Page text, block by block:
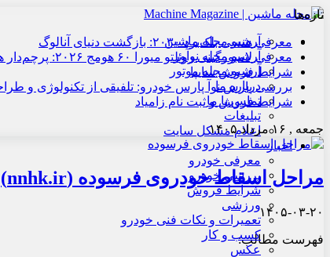
آرشیو مجله ماشین
آرشیو مجله نوآور
آرشیو مجله موتور
درباره ما
تماس با ما
تبلیغات
اعلام مشکل سایت
اخبار
معرفی خودرو
بررسی خودرو
شرایط فروش
ورزشی
تعمیرات و نکات فنی خودرو
کسب و کار
عکس
تازه‌ها
معرفی هنسی بلک‌برد ۲۰۳۰: بازگشت دنیای آنالوگ
معرفی لامبورگینی روئلتو میورا ۶۰ هومج ۲۰۲۶: پرچم‌دار هیبریدی
شرایط فروش سایپا
بررسی پارس نوآ پارس خودرو: تلفیقی از تکنولوژی و
شرایط فروش و ثبت نام زامیاد
جمعه , ۱۶ مرداد ۱۴۰۵
مراحل اسقاط خودروی فرسوده (nnhk.ir)
۱۴۰۵-۰۳-۲۰
فهرست مطالب: